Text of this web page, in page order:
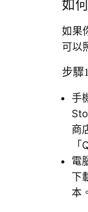
如
如果
可以
步驟
手
商
電
下
本。